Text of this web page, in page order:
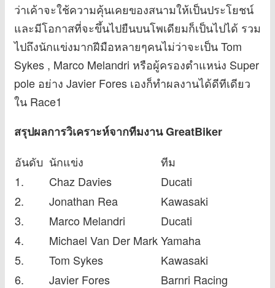
ว่าเค้าจะใช้ความคุ้นเคยของสนามให้เป็นประโยชน์
และมีโอกาสที่จะขึ้นไปยืนบนโพเดียมก็เป็นไปได้ รวม
ไปถึงนักแข่งมากฝีมือหลายๆคนไม่ว่าจะเป็น Tom
Sykes , Marco Melandri หรือผู้ครองตำแหน่ง Super
pole อย่าง Javier Fores เองก็ทำผลงานได้ดีทีเดียว
ใน Race1
สรุปผลการวิเคราะห์จากทีมงาน GreatBiker
อันดับ นักแข่ง
ทีม
1.
Chaz Davies
Ducati
2.
Jonathan Rea
Kawasaki
3.
Marco Melandri
Ducati
4.
Michael Van Der MarkYamaha
5.
Tom Sykes
Kawasaki
6.
Javier Fores
Barnri Racing